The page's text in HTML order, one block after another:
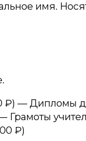
имя.
₽) — Дипломы
Грамоты
₽)